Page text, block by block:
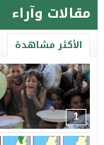
مقالات وآراء
الأكثر مشاهدة
1